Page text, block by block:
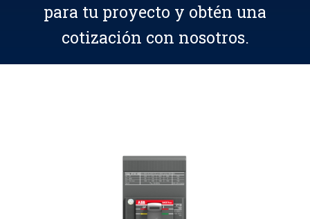
para tu proyecto y obtén una
cotización con nosotros.